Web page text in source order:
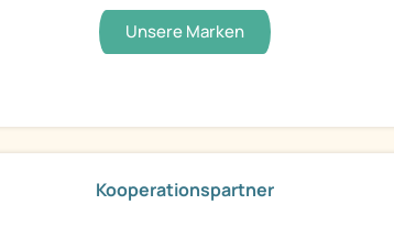
Unsere Marken
Kooperationspartner